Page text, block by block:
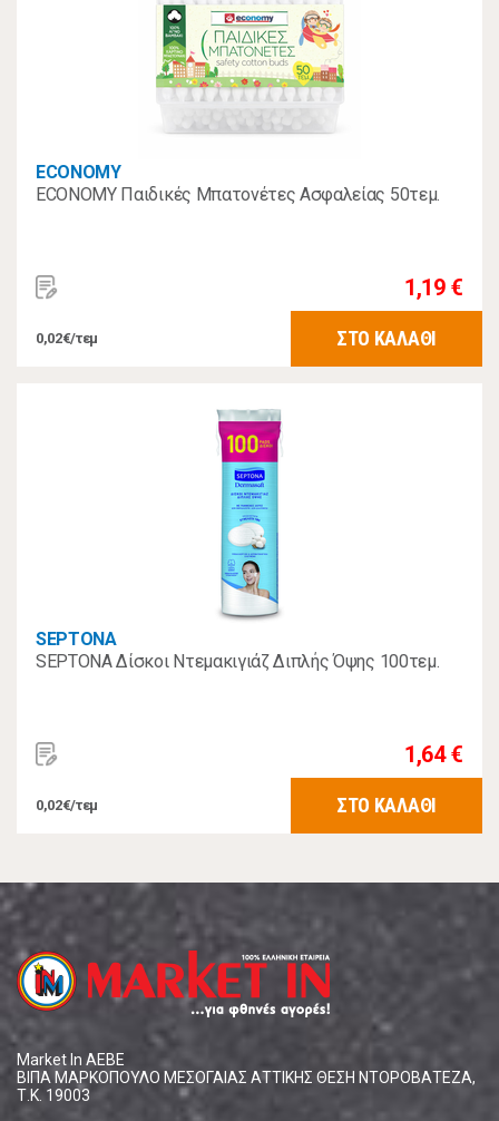
ECONOMY
ECONOMY Παιδικές Μπατονέτες Ασφαλείας 50τεμ.
1,19 €
0,02€/τεμ ΣΤΟ ΚΑΛΑΘΙ
SEPTONA
SEPTONA Δίσκοι Ντεμακιγιάζ Διπλής Όψης 100τεμ.
1,64 €
0,02€/τεμ ΣΤΟ ΚΑΛΑΘΙ
Market In ΑΕΒΕ
ΒΙΠΑ ΜΑΡΚΟΠΟΥΛΟ ΜΕΣΟΓΑΙΑΣ ΑΤΤΙΚΗΣ ΘΕΣΗ ΝΤΟΡΟΒΑΤΕΖΑ,
Τ.Κ. 19003